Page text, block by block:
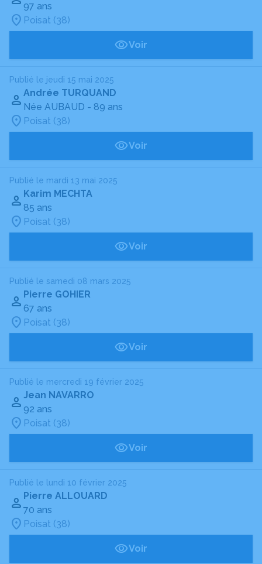
97 ans
Poisat (38)
Voir
Publié le jeudi 15 mai 2025
Andrée TURQUAND
Née AUBAUD - 89 ans
Poisat (38)
Voir
Publié le mardi 13 mai 2025
Karim MECHTA
85 ans
Poisat (38)
Voir
Publié le samedi 08 mars 2025
Pierre GOHIER
67 ans
Poisat (38)
Voir
Publié le mercredi 19 février 2025
Jean NAVARRO
92 ans
Poisat (38)
Voir
Publié le lundi 10 février 2025
Pierre ALLOUARD
70 ans
Poisat (38)
Voir